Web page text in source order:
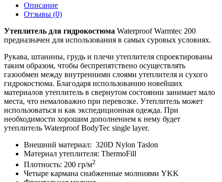
Описание
Отзывы (0)
Утеплитель для гидрокостюма Waterproof Warmtec 200
предназначен для использования в самых суровых условиях.
Рукава, штанины, грудь и плечи утеплителя спроектированы
таким образом, чтобы беспрепятствено осуществлять
газообмен между внутренними слоями утеплителя и сухого
гидрокостюма. Благодаря использованию новейших
материалов утеплитель в свернутом состоянии занимает мало
места, что немаловажно при перевозке. Утеплитель может
использоваться и как экспедиционная одежда. При
необходимости хорошим дополнением к нему будет
утеплитель Waterproof BodyTec single layer.
Внешний материал: 320D Nylon Taslon
Материал утеплителя: ThermoFill
Плотность: 200 гр/м2
Четыре кармана снабженные молниями YKK